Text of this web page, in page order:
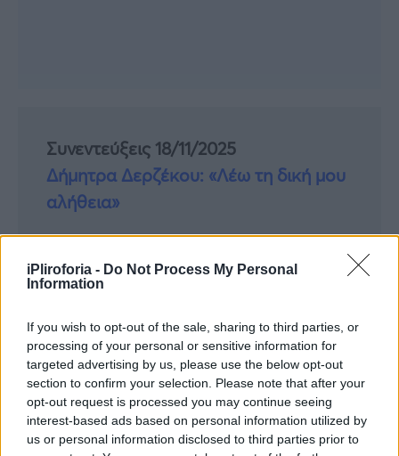
iPliroforia - Do Not Process My Personal
Information
If you wish to opt-out of the sale, sharing to third parties, or
processing of your personal or sensitive information for
targeted advertising by us, please use the below opt-out
section to confirm your selection. Please note that after your
opt-out request is processed you may continue seeing
interest-based ads based on personal information utilized by
us or personal information disclosed to third parties prior to
Συνεντεύξεις 18/11/2025
Δήμητρα Δερζέκου: «Λέω τη δική μου
αλήθεια»
Συνεντεύξεις 18/11/2025
να σου πει ποιος είσαι»